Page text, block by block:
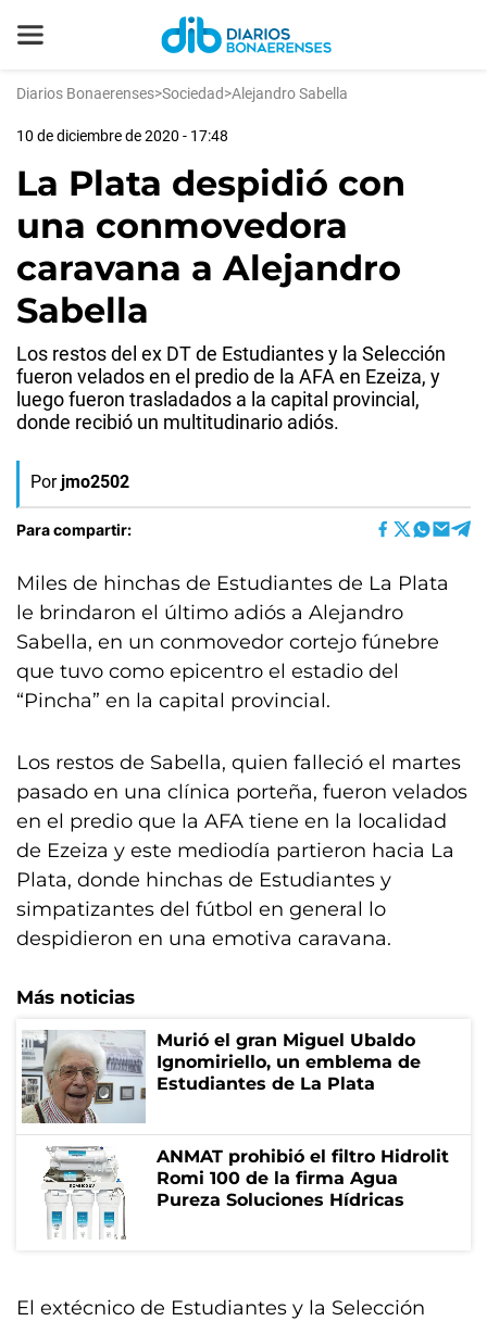
Diarios Bonaerenses>Sociedad>Alejandro Sabella
10 de diciembre de 2020 - 17:48
La Plata despidió con
una conmovedora
caravana a Alejandro
Sabella
Los restos del ex DT de Estudiantes y la Selección
fueron velados en el predio de la AFA en Ezeiza, y
luego fueron trasladados a la capital provincial,
donde recibió un multitudinario adiós.
Por jmo2502
Para compartir:
Miles de hinchas de Estudiantes de La Plata
le brindaron el último adiós a Alejandro
Sabella, en un conmovedor cortejo fúnebre
que tuvo como epicentro el estadio del
“Pincha” en la capital provincial.
Los restos de Sabella, quien falleció el martes
pasado en una clínica porteña, fueron velados
en el predio que la AFA tiene en la localidad
de Ezeiza y este mediodía partieron hacia La
Plata, donde hinchas de Estudiantes y
simpatizantes del fútbol en general lo
despidieron en una emotiva caravana.
Más noticias
Murió el gran Miguel Ubaldo
Ignomiriello, un emblema de
Estudiantes de La Plata
ANMAT prohibió el filtro Hidrolit
Romi 100 de la firma Agua
Pureza Soluciones Hídricas
El extécnico de Estudiantes y la Selección